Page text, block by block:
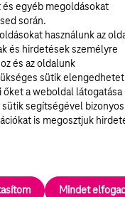
egyéb megoldásokat
során.
használunk az
és hirdetések személyre
és az oldalunk
sütik
a weboldal látogatása
segítségével bizonyos
is megosztjuk
Mindet